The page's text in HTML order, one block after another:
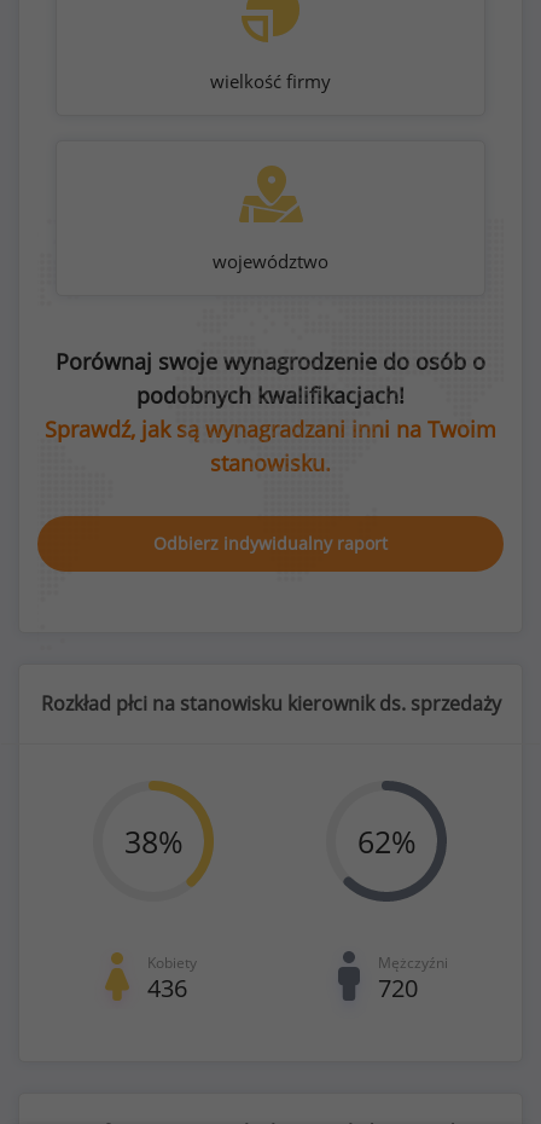
wielkość firmy
województwo
Porównaj swoje wynagrodzenie do osób o
podobnych kwalifikacjach!
Sprawdź, jak są wynagradzani inni na Twoim
stanowisku.
Odbierz indywidualny raport
Rozkład płci na stanowisku kierownik ds. sprzedaży
38%
Kobiety
436
62%
Mężczyźni
720